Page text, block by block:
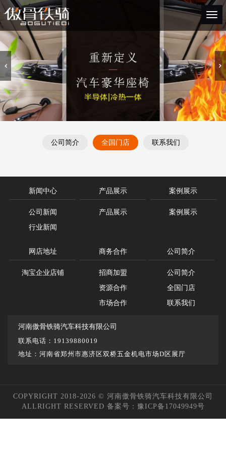
公司简介 全国门店 联系我们
新闻中心
公司新闻
行业新闻
产品展示
产品展示
案例展示
案例展示
网店地址
淘宝企业店铺
商务合作
招商加盟
资源合作
市场合作
公司简介
公司简介
全国门店
联系我们
河南傲骨铁骑汽车科技有限公司
联系电话：19139880019
地址：河南省郑州市惠济区双桥五金机电市场D区展厅
COPYRIGHT 2018-2026 © 河南傲骨铁骑汽车科技有限公司
ALLRIGHT RESERVED 备案号： 豫ICP备17049949号